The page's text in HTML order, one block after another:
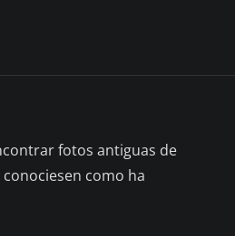
fotos antiguas de
como ha